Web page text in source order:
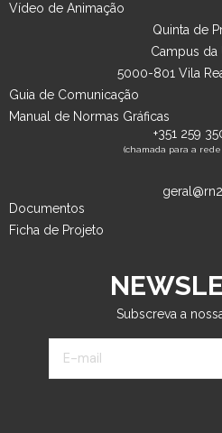
Vídeo de Animação
Quinta de
Campus da
5000-801 Vila
Guia de Comunicação
Manual de Normas Gráficas
+351 259
(chamada para a
Documentos
Ficha de Projeto
Subscreva a